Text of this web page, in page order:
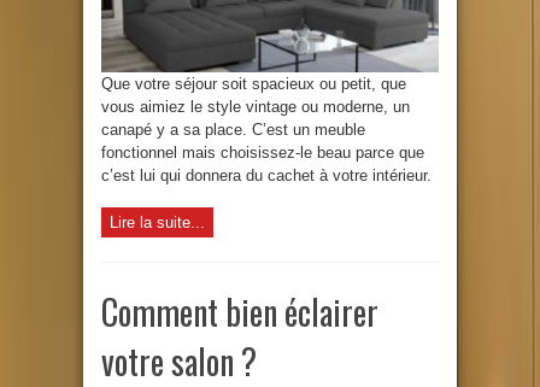
Que votre séjour soit spacieux ou petit, que
vous aimiez le style vintage ou moderne, un
canapé y a sa place. C’est un meuble
fonctionnel mais choisissez-le beau parce que
c’est lui qui donnera du cachet à votre intérieur.
Lire la suite...
Comment bien éclairer
votre salon ?